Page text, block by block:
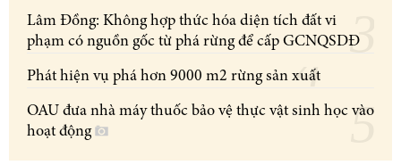
Lâm Đồng: Không hợp thức hóa diện tích đất vi
phạm có nguồn gốc từ phá rừng để cấp GCNQSDĐ
Phát hiện vụ phá hơn 9000 m2 rừng sản xuất
OAU đưa nhà máy thuốc bảo vệ thực vật sinh học vào
hoạt động